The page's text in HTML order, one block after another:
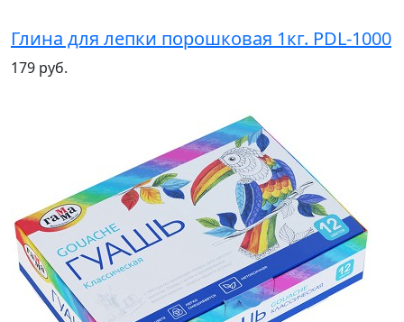
Глина для лепки порошковая 1кг. PDL-1000
179 руб.